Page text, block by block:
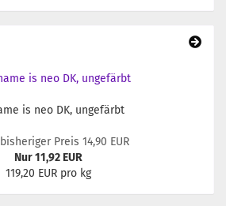
is neo DK, ungefärbt
Preis 14,90 EUR
Nur 11,92 EUR
119,20 EUR pro kg